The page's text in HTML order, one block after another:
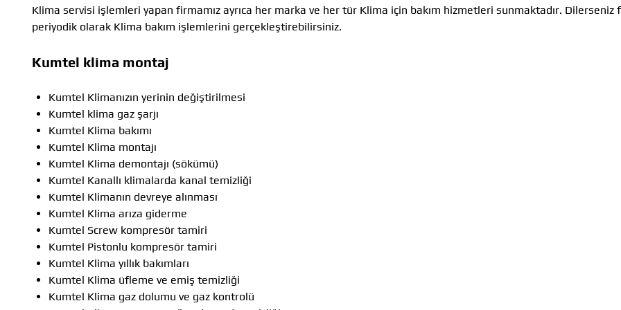
Klima servisi işlemleri yapan firmamız ayrıca her marka ve her tür Klima için bakım hizmetleri sunmaktadır. Dilerseniz
periyodik olarak Klima bakım işlemlerini gerçekleştirebilirsiniz.
Kumtel klima montaj
Kumtel Klimanızın yerinin değiştirilmesi
Kumtel klima gaz şarjı
Kumtel Klima bakımı
Kumtel Klima montajı
Kumtel Klima demontajı (sökümü)
Kumtel Kanallı klimalarda kanal temizliği
Kumtel Klimanın devreye alınması
Kumtel Klima arıza giderme
Kumtel Screw kompresör tamiri
Kumtel Pistonlu kompresör tamiri
Kumtel Klima yıllık bakımları
Kumtel Klima üfleme ve emiş temizliği
Kumtel Klima gaz dolumu ve gaz kontrolü